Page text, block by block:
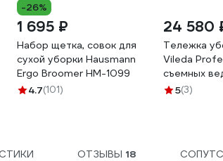
-26%
1 695 ₽
Набор щетка, совок для
сухой уборки Hausmann
Ergo Broomer HM-1099
4.7(101)
24 580
Тележка
Vileda
съемных
платформа,
5(3)
ОТЗЫВЫ 18